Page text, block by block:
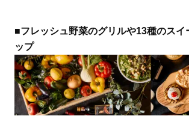
■フレッシュ野菜のグリルや13種のスイ
ップ